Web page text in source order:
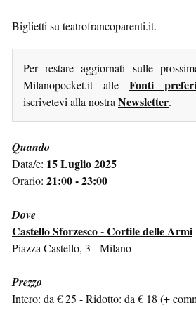
Biglietti su teatrofrancoparenti.it.
Per restare aggiornati sulle
Milanopocket.it alle Fonti
iscrivetevi alla nostra Newsletter.
Quando
Data/e: 15 Luglio 2025
Orario: 21:00 - 23:00
Dove
Castello Sforzesco - Cortile delle Armi
Piazza Castello, 3 - Milano
Prezzo
Intero: da € 25 - Ridotto: da € 18 (+